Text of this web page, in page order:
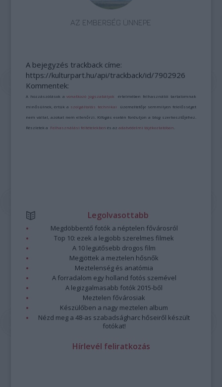
AZ EMBERSÉG ÜNNEPE
A bejegyzés trackback címe:
https://kulturpart.hu/api/trackback/id/7902926
Kommentek:
A hozzászólások avonatkozó jogszabályok értelmében felhasználói tartalomnak
minősülnek, értük a szolgáltatás technikai üzemeltetője semmilyen felelősséget
nem vállal, azokat nem ellenőrzi. Kifogás esetén forduljon a blog szerkesztőjéhez.
Részletek a Felhasználási feltételekben és azadatvédelmi tájékoztatóban
Legolvasottabb
Megdöbbentő fotók a néptelen fővárosról
Top 10: ezek a legjobb szerelmes filmek
A 10 legütősebb drogos film
Megjöttek a meztelen hősnők
Meztelenség és anatómia
A forradalom egy holland fotós szemével
A legizgalmasabb fotók 2015-ből
Meztelen fővárosiak
Készülőben a nagy meztelen album
Nézd meg a 48-as szabadságharc hőseiről készült
fotókat!
Hírlevél feliratkozás